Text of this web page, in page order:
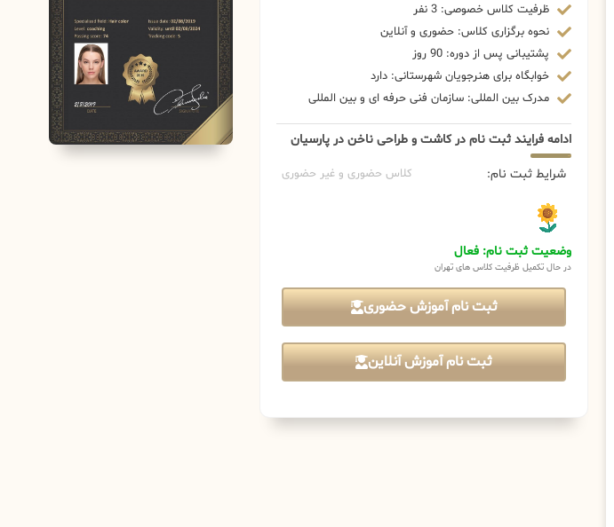
ظرفیت کلاس خصوصی: 3 نفر
نحوه برگزاری کلاس: حضوری و آنلاین
پشتیبانی پس از دوره: 90 روز
خوابگاه برای هنرجویان شهرستانی: دارد
مدرک بین المللی: سازمان فنی حرفه ای و بین المللی
ادامه فرایند ثبت نام در کاشت و طراحی ناخن در پارسیان
شرایط ثبت نام: کلاس حضوری و غیر حضوری
وضعیت ثبت نام: فعال
در حال تکمیل ظرفیت کلاس های تهران
ثبت نام آموزش حضوری
ثبت نام آموزش آنلاین